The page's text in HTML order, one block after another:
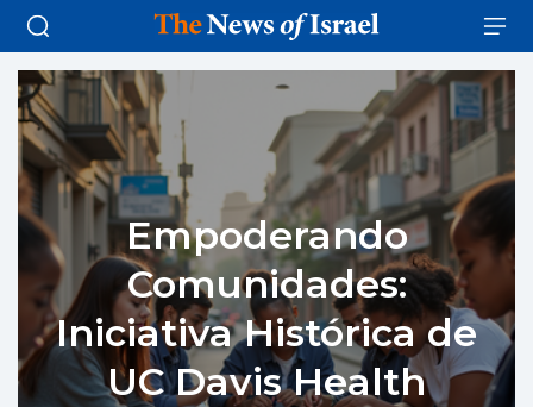
Empoderando
Comunidades:
Iniciativa Histórica de
UC Davis Health